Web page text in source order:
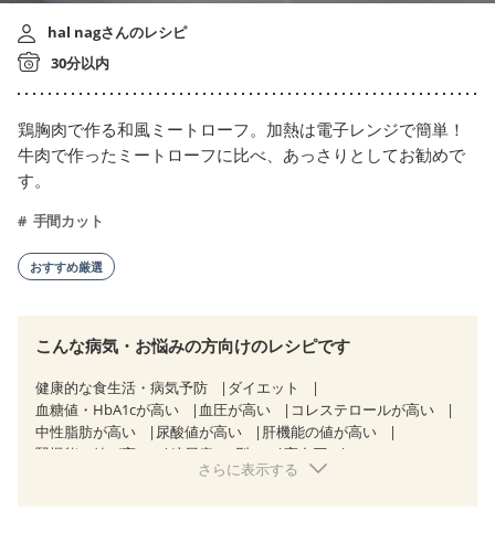
hal nagさんのレシピ
30分以内
鶏胸肉で作る和風ミートローフ。加熱は電子レンジで簡単！
牛肉で作ったミートローフに比べ、あっさりとしてお勧めで
す。
手間カット
おすすめ厳選
こんな病気・お悩みの方向けのレシピです
健康的な食生活・病気予防
ダイエット
血糖値・HbA1cが高い
血圧が高い
コレステロールが高い
中性脂肪が高い
尿酸値が高い
肝機能の値が高い
腎機能の値が高い
糖尿病（2型）
高血圧
胃炎 胃ポリープ
さらに表示する